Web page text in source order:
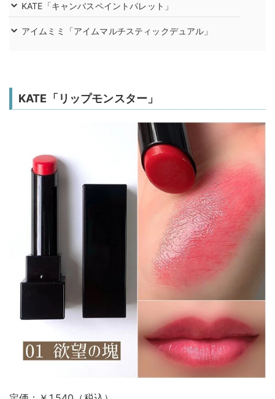
KATE「キャンバスペイントパレット」
アイムミミ「アイムマルチスティックデュアル」
KATE「リップモンスター」